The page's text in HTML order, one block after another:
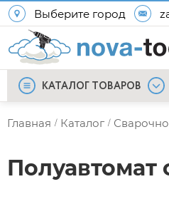
Выберите город
КАТАЛОГ ТОВАРОВ
Главная / Каталог /